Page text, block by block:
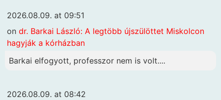
2026.08.09. at 09:51
on dr. Barkai László: A legtöbb újszülöttet Miskolcon
hagyják a kórházban
Barkai elfogyott, professzor nem is volt....
2026.08.09. at 08:42